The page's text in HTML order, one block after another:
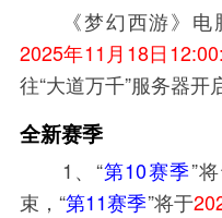
《梦幻西游》电
2025年11月18日
往“大道万千”服务器开
全新赛季
1、“第10赛季”
束，“第11赛季”将于